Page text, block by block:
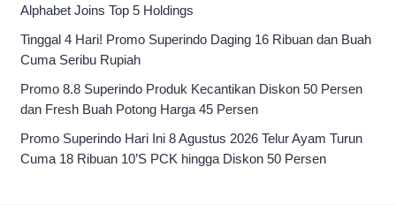
Alphabet Joins Top 5 Holdings
Tinggal 4 Hari! Promo Superindo Daging 16 Ribuan dan Buah
Cuma Seribu Rupiah
Promo 8.8 Superindo Produk Kecantikan Diskon 50 Persen
dan Fresh Buah Potong Harga 45 Persen
Promo Superindo Hari Ini 8 Agustus 2026 Telur Ayam Turun
Cuma 18 Ribuan 10’S PCK hingga Diskon 50 Persen